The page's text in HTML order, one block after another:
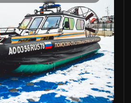
от 2 898 000 ₽